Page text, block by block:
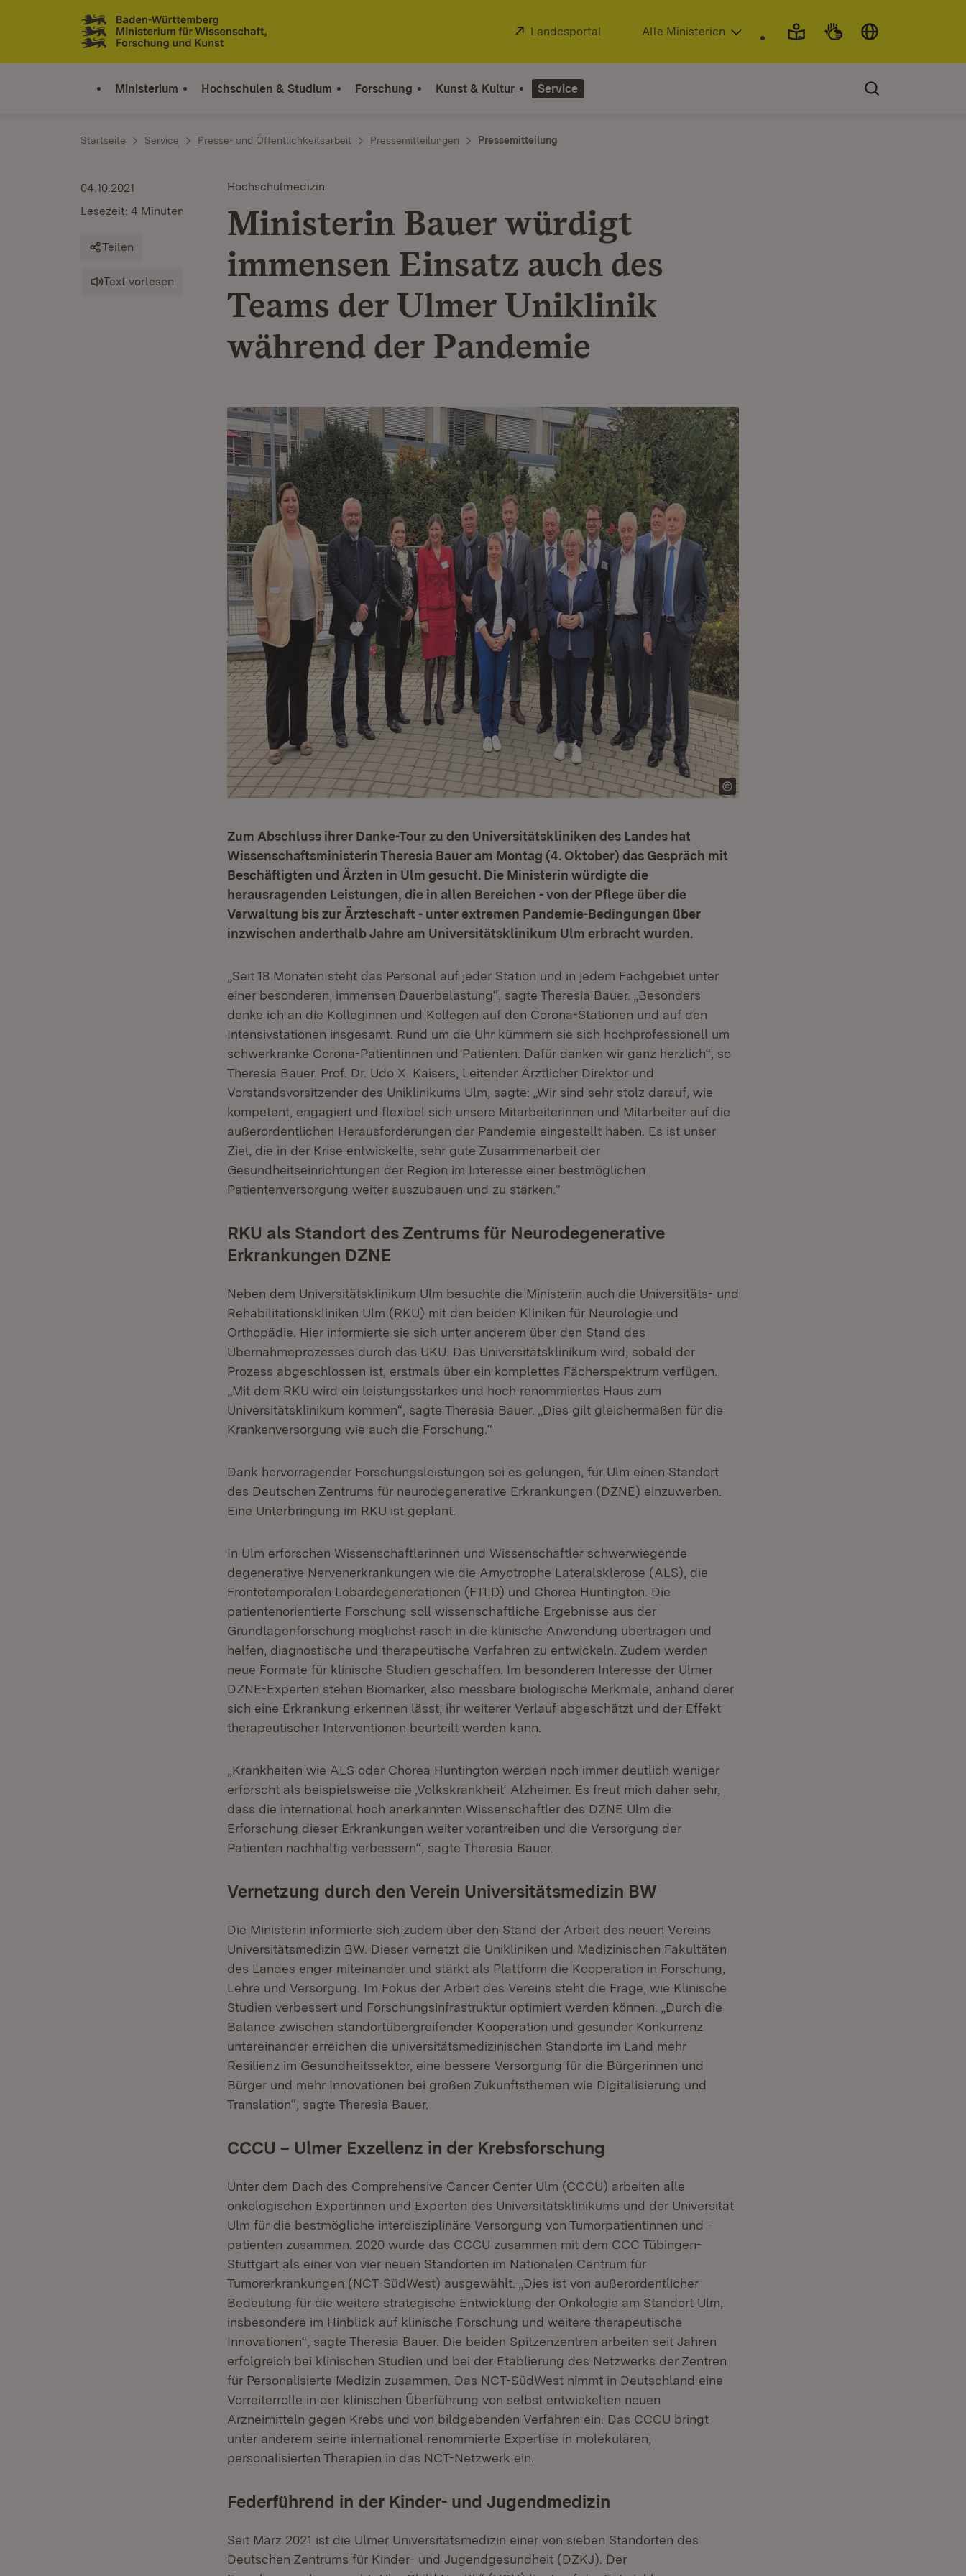
Zum Inhalt springen
Link zur Startseite
Extern:
Landesportal (Öffnet in neuem Fenster)
Alle Ministerien
Ministerium Hochschulen & Studium Forschung Kunst & Kultur Service
Startseite Service Presse- und Öffentlichkeitsarbeit Pressemitteilungen Pressemitteilung
Hochschulmedizin
Ministerin Bauer würdigt
immensen Einsatz auch des
Teams der Ulmer Uniklinik
während der Pandemie
04.10.2021
Lesezeit: 4 Minuten
Teilen
Text vorlesen
Zum Abschluss ihrer Danke-Tour zu den Universitätskliniken des Landes hat
Wissenschaftsministerin Theresia Bauer am Montag (4. Oktober) das Gespräch mit
Beschäftigten und Ärzten in Ulm gesucht. Die Ministerin würdigte die
herausragenden Leistungen, die in allen Bereichen - von der Pflege über die
Verwaltung bis zur Ärzteschaft - unter extremen Pandemie-Bedingungen über
inzwischen anderthalb Jahre am Universitätsklinikum Ulm erbracht wurden.
„Seit 18 Monaten steht das Personal auf jeder Station und in jedem Fachgebiet unter
einer besonderen, immensen Dauerbelastung“, sagte Theresia Bauer. „Besonders
denke ich an die Kolleginnen und Kollegen auf den Corona-Stationen und auf den
Intensivstationen insgesamt. Rund um die Uhr kümmern sie sich hochprofessionell um
schwerkranke Corona-Patientinnen und Patienten. Dafür danken wir ganz herzlich“, so
Theresia Bauer. Prof. Dr. Udo X. Kaisers, Leitender Ärztlicher Direktor und
Vorstandsvorsitzender des Uniklinikums Ulm, sagte: „Wir sind sehr stolz darauf, wie
kompetent, engagiert und flexibel sich unsere Mitarbeiterinnen und Mitarbeiter auf die
außerordentlichen Herausforderungen der Pandemie eingestellt haben. Es ist unser
Ziel, die in der Krise entwickelte, sehr gute Zusammenarbeit der
Gesundheitseinrichtungen der Region im Interesse einer bestmöglichen
Patientenversorgung weiter auszubauen und zu stärken.“
RKU als Standort des Zentrums für Neurodegenerative
Erkrankungen DZNE
Neben dem Universitätsklinikum Ulm besuchte die Ministerin auch die Universitäts- und
Rehabilitationskliniken Ulm (RKU) mit den beiden Kliniken für Neurologie und
Orthopädie. Hier informierte sie sich unter anderem über den Stand des
Übernahmeprozesses durch das UKU. Das Universitätsklinikum wird, sobald der
Prozess abgeschlossen ist, erstmals über ein komplettes Fächerspektrum verfügen.
„Mit dem RKU wird ein leistungsstarkes und hoch renommiertes Haus zum
Universitätsklinikum kommen“, sagte Theresia Bauer. „Dies gilt gleichermaßen für die
Krankenversorgung wie auch die Forschung.“
Dank hervorragender Forschungsleistungen sei es gelungen, für Ulm einen Standort
des Deutschen Zentrums für neurodegenerative Erkrankungen (DZNE) einzuwerben.
Eine Unterbringung im RKU ist geplant.
In Ulm erforschen Wissenschaftlerinnen und Wissenschaftler schwerwiegende
degenerative Nervenerkrankungen wie die Amyotrophe Lateralsklerose (ALS), die
Frontotemporalen Lobärdegenerationen (FTLD) und Chorea Huntington. Die
patientenorientierte Forschung soll wissenschaftliche Ergebnisse aus der
Grundlagenforschung möglichst rasch in die klinische Anwendung übertragen und
helfen, diagnostische und therapeutische Verfahren zu entwickeln. Zudem werden
neue Formate für klinische Studien geschaffen. Im besonderen Interesse der Ulmer
DZNE-Experten stehen Biomarker, also messbare biologische Merkmale, anhand derer
sich eine Erkrankung erkennen lässt, ihr weiterer Verlauf abgeschätzt und der Effekt
therapeutischer Interventionen beurteilt werden kann.
„Krankheiten wie ALS oder Chorea Huntington werden noch immer deutlich weniger
erforscht als beispielsweise die ‚Volkskrankheit‘ Alzheimer. Es freut mich daher sehr,
dass die international hoch anerkannten Wissenschaftler des DZNE Ulm die
Erforschung dieser Erkrankungen weiter vorantreiben und die Versorgung der
Patienten nachhaltig verbessern“, sagte Theresia Bauer.
Vernetzung durch den Verein Universitätsmedizin BW
Die Ministerin informierte sich zudem über den Stand der Arbeit des neuen Vereins
Universitätsmedizin BW Dieser vernetzt die Unikliniken und Medizinischen Fakultäten
des Landes enger miteinander und stärkt als Plattform die Kooperation in Forschung,
Lehre und Versorgung. Im Fokus der Arbeit des Vereins steht die Frage, wie Klinische
Studien verbessert und Forschungsinfrastruktur optimiert werden können. „Durch die
Balance zwischen standortübergreifender Kooperation und gesunder Konkurrenz
untereinander erreichen die universitätsmedizinischen Standorte im Land mehr
Resilienz im Gesundheitssektor, eine bessere Versorgung für die Bürgerinnen und
Bürger und mehr Innovationen bei großen Zukunftsthemen wie Digitalisierung und
Translation“, sagte Theresia Bauer.
CCCU – Ulmer Exzellenz in der Krebsforschung
Unter dem Dach des Comprehensive Cancer Center Ulm (CCCU) arbeiten alle
onkologischen Expertinnen und Experten des Universitätsklinikums und der Universität
Ulm für die bestmögliche interdisziplinäre Versorgung von Tumorpatientinnen und -
patienten zusammen. 2020 wurde das CCCU zusammen mit dem CCC Tübingen-
Stuttgart als einer von vier neuen Standorten im Nationalen Centrum für
Tumorerkrankungen (NCT-SüdWest) ausgewählt. „Dies ist von außerordentlicher
Bedeutung für die weitere strategische Entwicklung der Onkologie am Standort Ulm,
insbesondere im Hinblick auf klinische Forschung und weitere therapeutische
Innovationen“, sagte Theresia Bauer. Die beiden Spitzenzentren arbeiten seit Jahren
erfolgreich bei klinischen Studien und bei der Etablierung des Netzwerks der Zentren
für Personalisierte Medizin zusammen. Das NCT-SüdWest nimmt in Deutschland eine
Vorreiterrolle in der klinischen Überführung von selbst entwickelten neuen
Arzneimitteln gegen Krebs und von bildgebenden Verfahren ein. Das CCCU bringt
unter anderem seine international renommierte Expertise in molekularen,
personalisierten Therapien in das NCT-Netzwerk ein.
Federführend in der Kinder-​ und Jugendmedizin
Seit März 2021 ist die Ulmer Universitätsmedizin einer von sieben Standorten des
Deutschen Zentrums für Kinder-​ und Jugendgesundheit (DZKJ). Der